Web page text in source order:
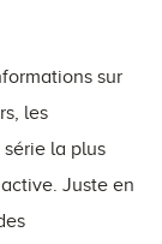
sur
les
la plus
Juste en